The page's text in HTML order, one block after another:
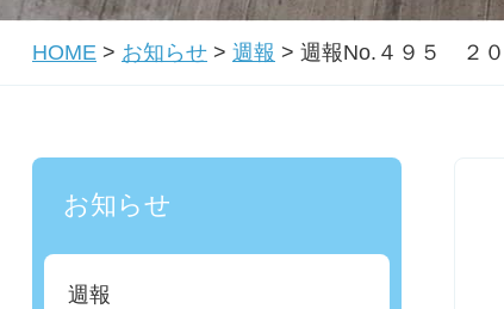
HOME > お知らせ > 週報 > 週報No.４９５ ２０
お知らせ
週報